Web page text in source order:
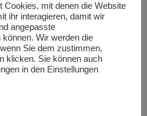
Cookies, mit denen die Website
ihr interagieren, damit wir
angepasste
können. Wir werden die
Sie dem zustimmen,
klicken. Sie können auch
in den Einstellungen